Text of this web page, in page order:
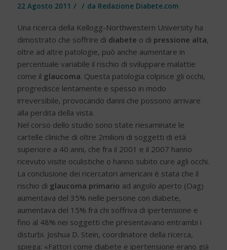
22 Agosto 2011 / / da Redazione Diabete.com
Una ricerca della Kellogg-Northwestern University ha
dimostrato che soffrire di diabete o di pressione alta,
oltre ad altre patologie, può anche aumentare in
percentuale variabile il rischio di sviluppare malattie
come il glaucoma. Questa patologia colpisce gli occhi,
progredisce lentamente e spesso in modo
irreversibile, provocando danni che possono arrivare
alla perdita della vista.
Nel corso dello studio sono state riesaminate le
cartelle cliniche di oltre 2milioni di soggetti di età
superiore a 40 anni, che fra il 2001 e il 2007 hanno
ricevuto visite oculistiche o hanno subito cure agli occhi.
La conclusione dei ricercatori americani è stata che il
rischio di glaucoma primario ad angolo aperto (Oag)
aumentava del 35% nelle persone con diabete,
aumentava del 15% fra chi soffriva di ipertensione e
fino al 48% nei soggetti che presentavano entrambi i
disturbi. Joshua D. Stein, coordinatore della ricerca,
spiega: «Fattori come diabete e ipertensione erano già